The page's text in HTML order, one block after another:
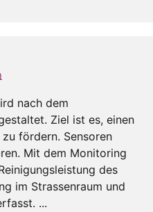
nach dem
Ziel ist es, einen
fördern. Sensoren
Mit dem Monitoring
des
im Strassenraum und
...